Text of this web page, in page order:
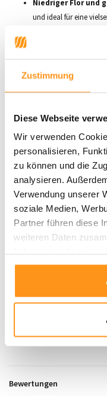
Zustimmung
Diese Webseite
Wir verwenden
personalisieren,
zu können und die
analysieren.
Verwendung unserer
soziale Medien,
Partner führen diese
weiteren Daten
gesammelt haben.
Niedriger Flor und
und ideal für eine
Verfügbare Größen:
155x230 cm
Der Teppich Antique
Ockertönen eine einladende
elegante Design harmoniert
Einrichtungsstilen.
Verleihen Sie Ihrem
Traditional Kollektion.
Highlight, sondern bieten
bestehen.
Bewertungen